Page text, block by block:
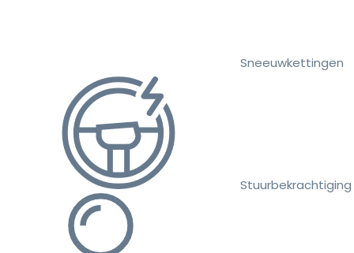
Sneeuwkettingen
Stuurbekrachtiging